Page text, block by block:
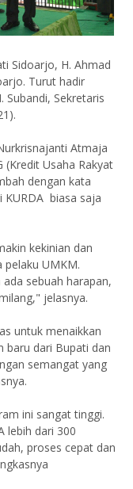
Sidoarjo, H. Ahmad
Turut hadir
Sekretaris
Atmaja
(Kredit Usaha Rakyat
dengan kata
KURDA biasa saja
kekinian dan
pelaku UMKM.
ada sebuah harapan,
jelasnya.
untuk menaikkan
baru dari Bupati dan
semangat yang
ini sangat tinggi.
lebih dari 300
proses cepat dan